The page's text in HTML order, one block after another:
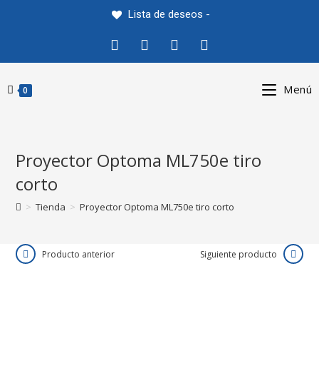
Lista de deseos -
0 Menú
Proyector Optoma ML750e tiro
corto
> Tienda > Proyector Optoma ML750e tiro corto
Producto anterior Siguiente producto